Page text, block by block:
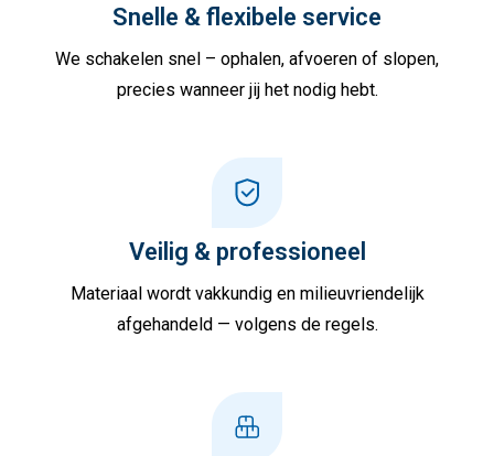
Snelle & flexibele service
We schakelen snel – ophalen, afvoeren of slopen,
precies wanneer jij het nodig hebt.
Veilig & professioneel
Materiaal wordt vakkundig en milieuvriendelijk
afgehandeld — volgens de regels.